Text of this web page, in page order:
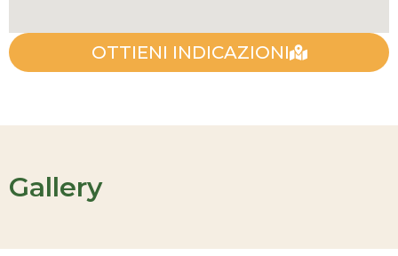
OTTIENI INDICAZIONI
Gallery